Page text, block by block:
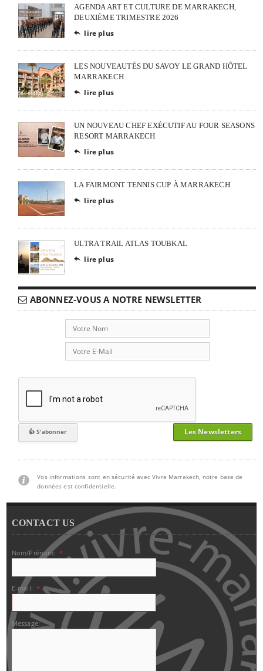
AGENDA ART ET CULTURE DE MARRAKECH,
DEUXIÈME TRIMESTRE 2026
 lire plus
LES NOUVEAUTÉS DU SAVOY LE GRAND HÔTEL
MARRAKECH
 lire plus
UN NOUVEAU CHEF EXÉCUTIF AU FOUR SEASONS
RESORT MARRAKECH
 lire plus
LA FAIRMONT TENNIS CUP À MARRAKECH
 lire plus
ULTRA TRAIL ATLAS TOUBKAL
 lire plus
ABONNEZ-VOUS A NOTRE NEWSLETTER
Les Newsletters
Vos informations sont en sécurité avec Vivre Marrakech, notre base de
données est confidentielle.
CONTACT US
Nom/Prénom: *
E-mail: *
Message: